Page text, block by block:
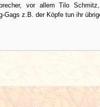
vor allem Tilo
Gags z.B. der Köpfe tun ihr